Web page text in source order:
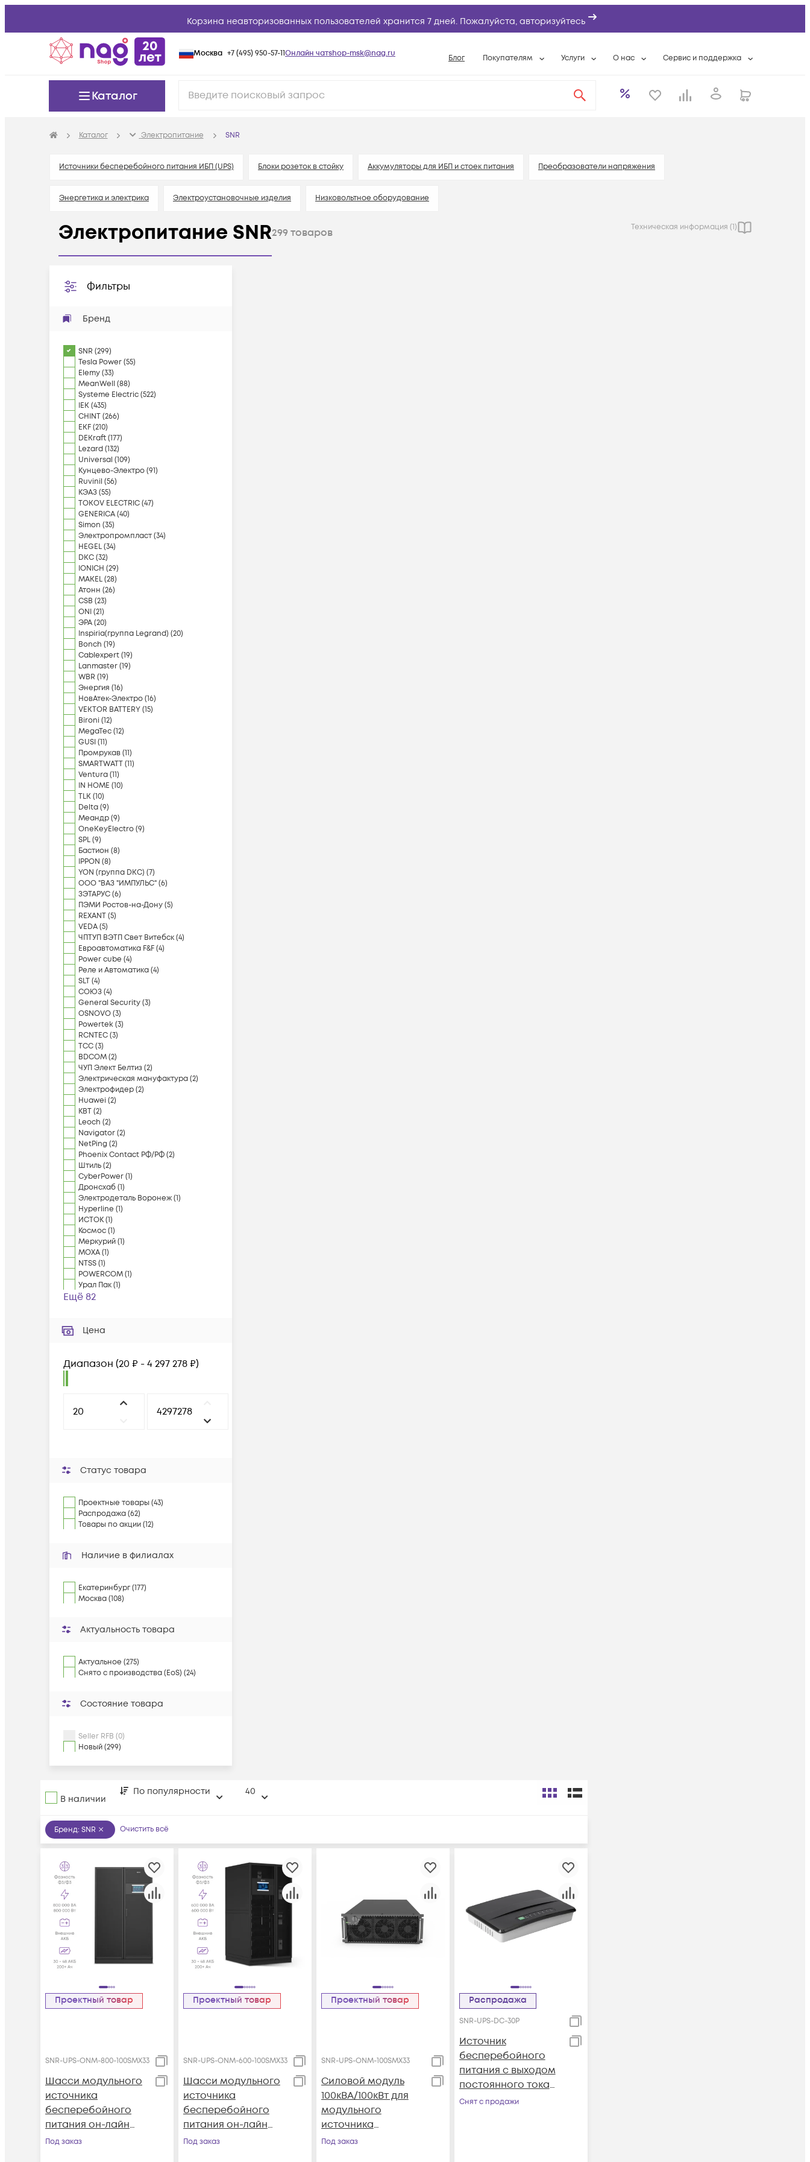
Корзина неавторизованных пользователей хранится 7 дней. Пожалуйста, авторизуйтесь
Москва +7 (495) 950-57-11Онлайн чатshop-msk@nag.ru Блог Покупателям
Гарантийное обслуживание
Услуги
Системная интеграция
О нас
Контактная информация
Сервис и поддержка
Контакты сервисных центров
Каталог
Каталог Электропитание SNR
Источники бесперебойного питания ИБП (UPS) Блоки розеток в стойку Аккумуляторы для ИБП и стоек питания Преобразователи напряжения
Энергетика и электрика Электроустановочные изделия Низковольтное оборудование
Электропитание SNR299 товаров Техническая информация (1)
Фильтры
Бренд
SNR (299)
Tesla Power(55)
Elemy(33)
MeanWell (88)
Systeme Electric(522)
IEK(435)
CHINT(266)
EKF(210)
DEKraft(177)
Lezard(132)
Universal (109)
Кунцево-Электро(91)
Ruvinil (56)
КЭАЗ(55)
TOKOV ELECTRIC(47)
GENERICA(40)
Simon (35)
Электропромпласт(34)
HEGEL(34)
DKC(32)
IONICH (29)
MAKEL(28)
Атонн (26)
CSB (23)
ONI(21)
ЭРА(20)
Inspiria(группа Legrand) (20)
Bonch (19)
Cablexpert(19)
Lanmaster(19)
WBR (19)
Энергия (16)
НовАтек-Электро(16)
VEKTOR BATTERY(15)
Bironi (12)
MegaTec(12)
GUSI(11)
Промрукав(11)
SMARTWATT(11)
Ventura(11)
IN HOME (10)
TLK(10)
Delta(9)
Меандр(9)
OneKeyElectro(9)
SPL(9)
Бастион (8)
IPPON (8)
YON (группа DKC) (7)
ООО "ВАЗ "ИМПУЛЬС"(6)
ЗЭТАРУС(6)
ПЭМИ Ростов-на-Дону(5)
REXANT(5)
VEDA(5)
ЧПТУП ВЭТП Свет Витебск(4)
Евроавтоматика F&F(4)
Power cube (4)
Реле и Автоматика(4)
SLT(4)
СОЮЗ(4)
General Security(3)
OSNOVO(3)
Powertek(3)
RCNTEC(3)
ТСС(3)
BDCOM(2)
ЧУП Элект Белтиз(2)
Электрическая мануфактура(2)
Электрофидер(2)
Huawei (2)
КВТ(2)
Leoch (2)
Navigator(2)
NetPing (2)
Phoenix Contact РФ/РФ(2)
Штиль(2)
CyberPower(1)
Дронсхаб(1)
Электродеталь Воронеж(1)
Hyperline (1)
ИСТОК(1)
Космос(1)
Меркурий(1)
MOXA(1)
NTSS(1)
POWERCOM(1)
Урал Пак(1)
Ещё 82
Цена
Диапазон (20 ₽ - 4 297 278 ₽)
Статус товара
Проектные товары (43)
Распродажа (62)
Товары по акции (12)
Наличие в филиалах
Екатеринбург (177)
Москва (108)
Актуальность товара
Актуальное (275)
Снято с производства (EoS) (24)
Состояние товара
Seller RFB (0)
Новый (299)
В наличии
По популярности 40
Бренд: SNR Очистить всё
Проектный товар
SNR-UPS-ONM-800-100SMX33
Шасси модульного
источника
бесперебойного
питания он-лайн
SNR серии SM
Под заказ
Проектный товар
SNR-UPS-ONM-600-100SMX33
Шасси модульного
источника
бесперебойного
питания он-лайн
SNR серии SM
Под заказ
Проектный товар
SNR-UPS-ONM-100SMX33
Силовой модуль
100кВА/100кВт для
модульного
источника
бесперебойного
Под заказ
Распродажа
SNR-UPS-DC-30P
Источник
бесперебойного
питания с выходом
постоянного тока
5/9/12 В 30 Вт
Снят с продажи